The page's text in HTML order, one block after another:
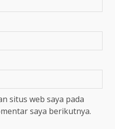
situs web saya pada
saya berikutnya.